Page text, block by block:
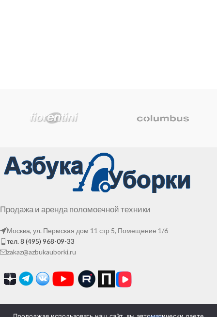
Продажа и аренда поломоечной техники
Москва, ул. Пермская дом 11 стр 5, Помещение 1/6
тел. 8 (495) 968-09-33
zakaz@azbukauborki.ru